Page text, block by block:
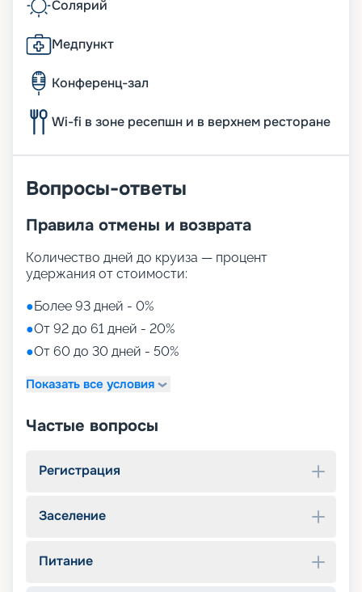
Солярий
Медпункт
Конференц-зал
Wi-fi в зоне ресепшн и в верхнем ресторане
Вопросы-ответы
Правила отмены и возврата
Количество дней до круиза — процент
удержания от стоимости:
●Более 93 дней - 0%
●От 92 до 61 дней - 20%
●От 60 до 30 дней - 50%
Показать все условия
Частые вопросы
Регистрация
Заселение
Питание